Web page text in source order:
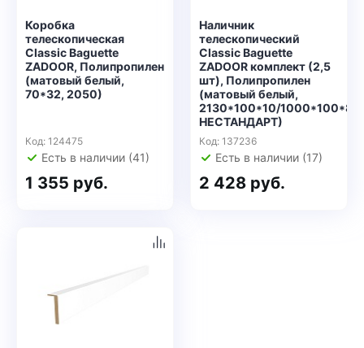
Коробка
телескопическая
Classic Baguette
ZADOOR, Полипропилен
(матовый белый,
70*32, 2050)
Код: 124475
Есть в наличии (41)
1 355 руб.
Наличник
телескопический
Classic Baguette
ZADOOR комплект (2,5
шт), Полипропилен
(матовый белый,
2130*100*10/1000*100*8,
НЕСТАНДАРТ)
Код: 137236
Есть в наличии (17)
2 428 руб.